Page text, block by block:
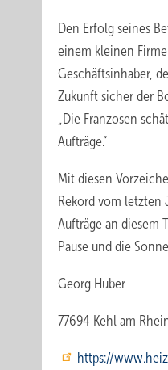
Den Erfolg seines
einem kleinen
Geschäftsinhaber,
Zukunft sicher der
„Die Franzosen
Aufträge.“
Mit diesen
Rekord vom letzten
Aufträge an diesem
Pause und die
Georg Huber
77694 Kehl am
https://